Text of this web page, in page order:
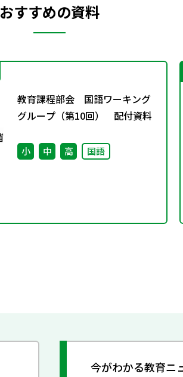
おすすめの資料
教育課程部会 国語ワーキング
グループ（第10回） 配付資料
小 中 高 国語
今がわかる教育ニ